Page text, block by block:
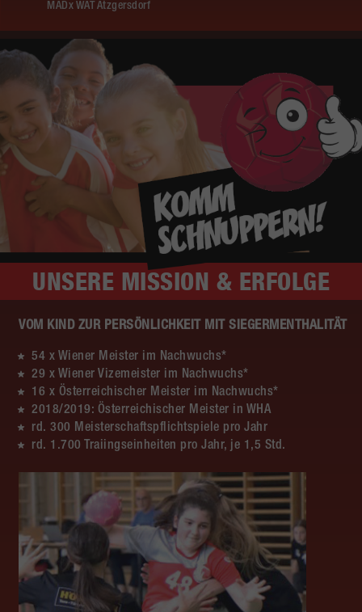
MADx WAT Atzgersdorf
UNSERE MISSION & ERFOLGE
VOM KIND ZUR PERSÖNLICHKEIT MIT SIEGERMENTHALITÄT
54 x Wiener Meister im Nachwuchs*
29 x Wiener Vizemeister im Nachwuchs*
16 x Österreichischer Meister im Nachwuchs*
2018/2019: Österreichischer Meister in WHA
rd. 300 Meisterschaftspflichtspiele pro Jahr
rd. 1.700 Traiingseinheiten pro Jahr, je 1,5 Std.